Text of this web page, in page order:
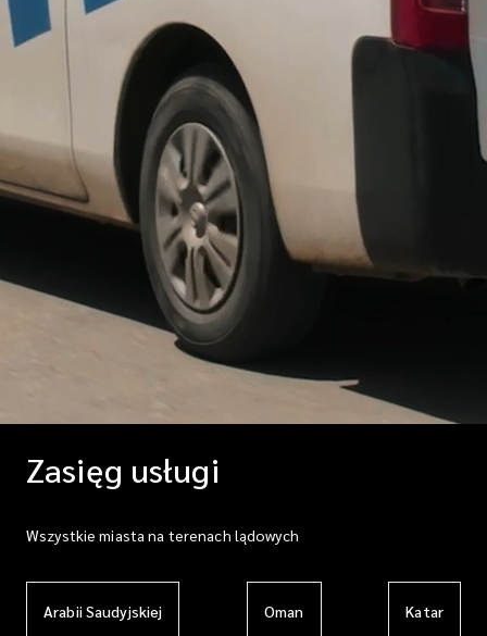
Zasięg usługi
Wszystkie miasta na terenach lądowych
Arabii Saudyjskiej Oman Katar